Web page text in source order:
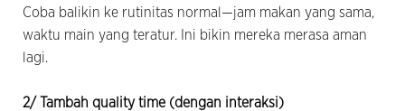
Coba balikin ke rutinitas normal—jam makan yang sama,
waktu main yang teratur. Ini bikin mereka merasa aman
lagi.
2/ Tambah quality time (dengan interaksi)